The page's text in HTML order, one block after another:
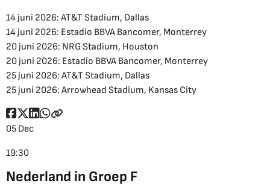
14 juni 2026: AT&T Stadium, Dallas
14 juni 2026: Estadio BBVA Bancomer, Monterrey
20 juni 2026: NRG Stadium, Houston
20 juni 2026: Estadio BBVA Bancomer, Monterrey
25 juni 2026: AT&T Stadium, Dallas
25 juni 2026: Arrowhead Stadium, Kansas City
05 Dec
19:30
Nederland in Groep F